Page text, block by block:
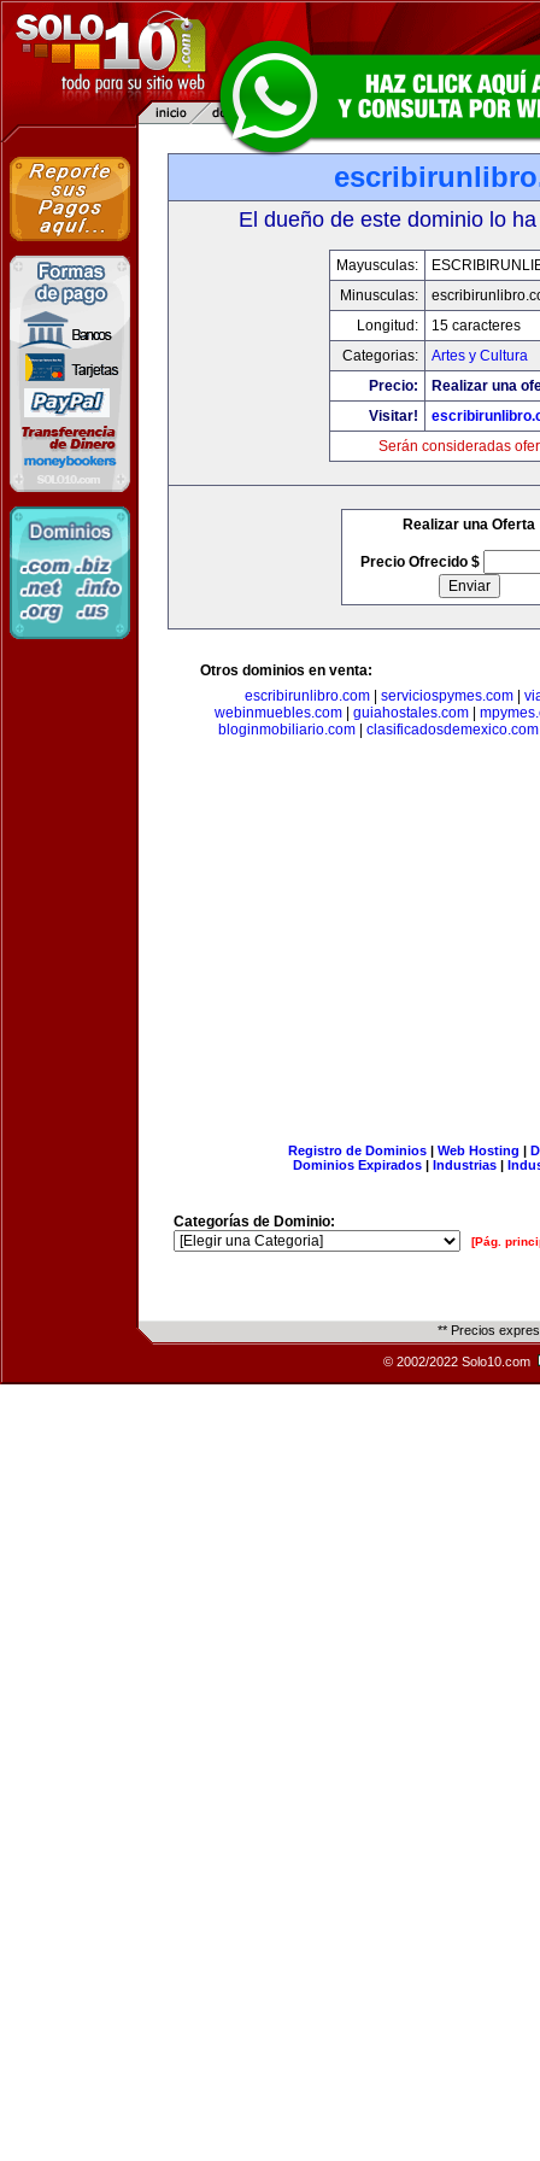
El dueño de este dominio lo
Mayusculas:
Minusculas:
Longitud:
15 caracteres
Categorias:
Artes y Cultura
Precio:
Realizar una
Visitar!
Serán consideradas
Realizar una Oferta
Precio Ofrecido $
Otros dominios en venta:
escribirunlibro.com
serviciospymes.com
webinmuebles.com| guiahostales.com|
bloginmobiliario.com| clasificadosdemexico.com
Registro de Dominios| Web Hosting |
Dominios Expirados | Industrias |
Categorías de Dominio:
[Pág.
** Precios
© 2002/2022 Solo10.com